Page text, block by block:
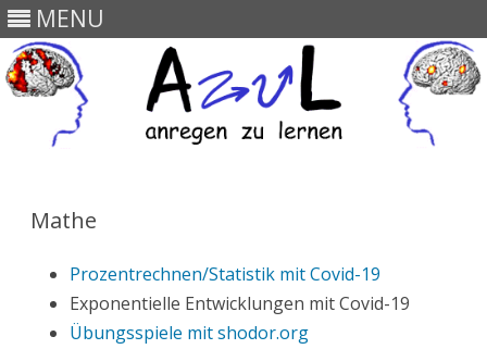
MENU
Mathe
Prozentrechnen/Statistik mit Covid-19
Exponentielle Entwicklungen mit Covid-19
Übungsspiele mit shodor.org